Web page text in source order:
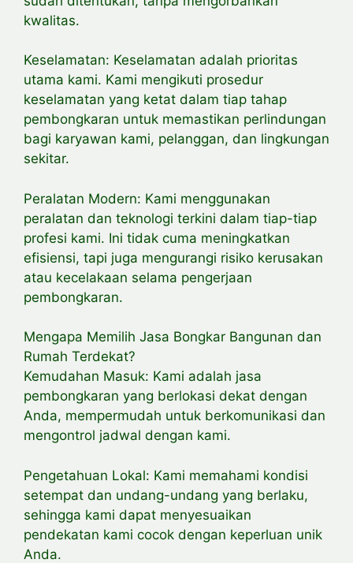
kwalitas.
Keselamatan: Keselamatan adalah prioritas
utama kami. Kami mengikuti prosedur
keselamatan yang ketat dalam tiap tahap
pembongkaran untuk memastikan perlindungan
bagi karyawan kami, pelanggan, dan lingkungan
sekitar.
Peralatan Modern: Kami menggunakan
peralatan dan teknologi terkini dalam tiap-tiap
profesi kami. Ini tidak cuma meningkatkan
efisiensi, tapi juga mengurangi risiko kerusakan
atau kecelakaan selama pengerjaan
pembongkaran.
Mengapa Memilih Jasa Bongkar Bangunan dan
Rumah Terdekat?
Kemudahan Masuk: Kami adalah jasa
pembongkaran yang berlokasi dekat dengan
Anda, mempermudah untuk berkomunikasi dan
mengontrol jadwal dengan kami.
Pengetahuan Lokal: Kami memahami kondisi
setempat dan undang-undang yang berlaku,
sehingga kami dapat menyesuaikan
pendekatan kami cocok dengan keperluan unik
Anda.